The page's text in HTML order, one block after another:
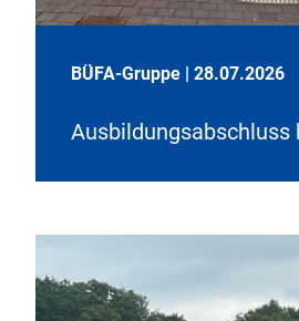
BÜFA-Gruppe | 28.07.2026
Ausbildungsabschluss